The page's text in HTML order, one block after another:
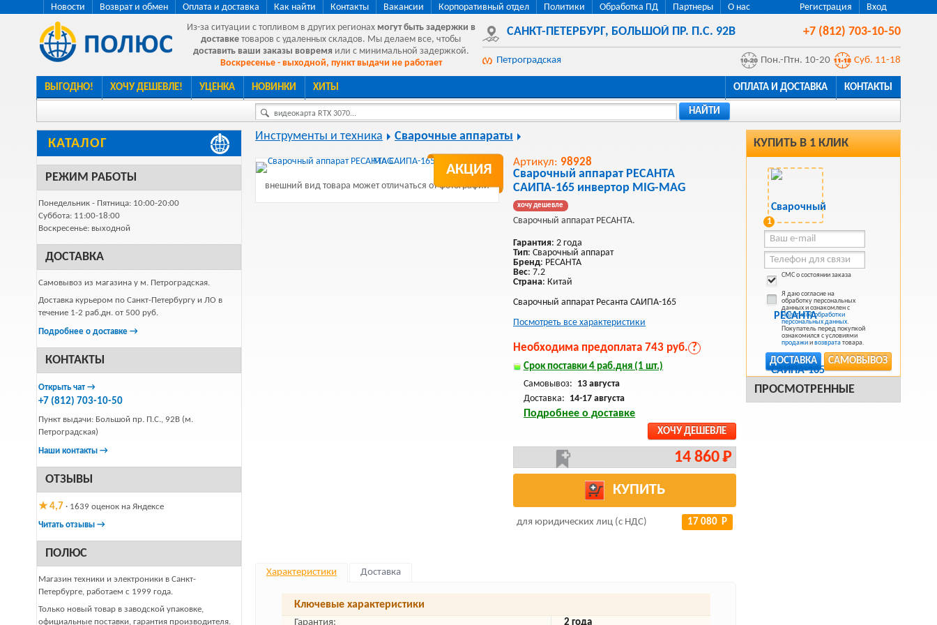
Регистрация Вход
Новости Возврат и обмен Оплата и доставка Как найти Контакты Вакансии Корпоративный отдел Политики Обработка ПД Партнеры
О нас
Из-за ситуации с топливом в других регионах могут быть задержки в
доставке товаров с удаленных складов. Мы делаем все, чтобы
доставить ваши заказы вовремя или с минимальной задержкой.
Воскресенье - выходной, пункт выдачи не работает
САНКТ-ПЕТЕРБУРГ, БОЛЬШОЙ ПР. П.С. 92В +7 (812) 703-10-50
Петроградская Пон.-Птн. 10-20 Суб. 11-18
ВЫГОДНО! ХОЧУ ДЕШЕВЛЕ! УЦЕНКА НОВИНКИ ХИТЫ ОПЛАТА И ДОСТАВКА КОНТАКТЫ
видеокарта RTX 3070... НАЙТИ
КАТАЛОГ
РЕЖИМ РАБОТЫ
Понедельник - Пятница: 10:00-20:00
Суббота: 11:00-18:00
Воскресенье: выходной
ДОСТАВКА
Самовывоз из магазина у м. Петроградская.
Доставка курьером по Санкт-Петербургу и ЛО в
течение 1-2 раб.дн. от 500 руб.
Подробнее о доставке →
КОНТАКТЫ
Открыть чат →
+7 (812) 703-10-50
Пункт выдачи: Большой пр. П.С., 92В (м.
Петроградская)
Наши контакты →
ОТЗЫВЫ
★ 4,7 · 1639 оценок на Яндексе
Читать отзывы →
ПОЛЮС
Магазин техники и электроники в Санкт-
Петербурге, работаем с 1999 года.
Только новый товар в заводской упаковке,
официальные поставки, гарантия производителя.
КУПИТЬ В 1 КЛИК
1
СМС о состоянии заказа
Я даю согласие на
обработку персональных
данных и ознакомлен с
Политикой обработки
персональных данных.
Покупатель перед покупкой
ознакомился с условиями
продажиивозврататовара.
САМОВЫВОЗ
ДОСТАВКА
ПРОСМОТРЕННЫЕ
Инструменты и техника Сварочные аппараты
АКЦИЯ
внешний вид товара может отличаться от фотографии
Артикул: 98928
Сварочный аппарат РЕСАНТА
САИПА-165 инвертор MIG-MAG
хочу дешевле
Сварочный аппарат РЕСАНТА.
Гарантия: 2 года
Тип: Сварочный аппарат
Бренд: РЕСАНТА
Вес: 7.2
Страна: Китай
Сварочный аппарат Ресанта САИПА-165
Посмотреть все характеристики
Необходима предоплата 743 руб. ?
Срок поставки 4 раб.дня (1 шт.)
Самовывоз: 13 августа
Доставка: 14-17 августа
Подробнее о доставке
ХОЧУ ДЕШЕВЛЕ
14 860 Р
КУПИТЬ
для юридических лиц (с НДС) 17 080 Р
Характеристики Доставка
Ключевые характеристики
Гарантия:
2 года